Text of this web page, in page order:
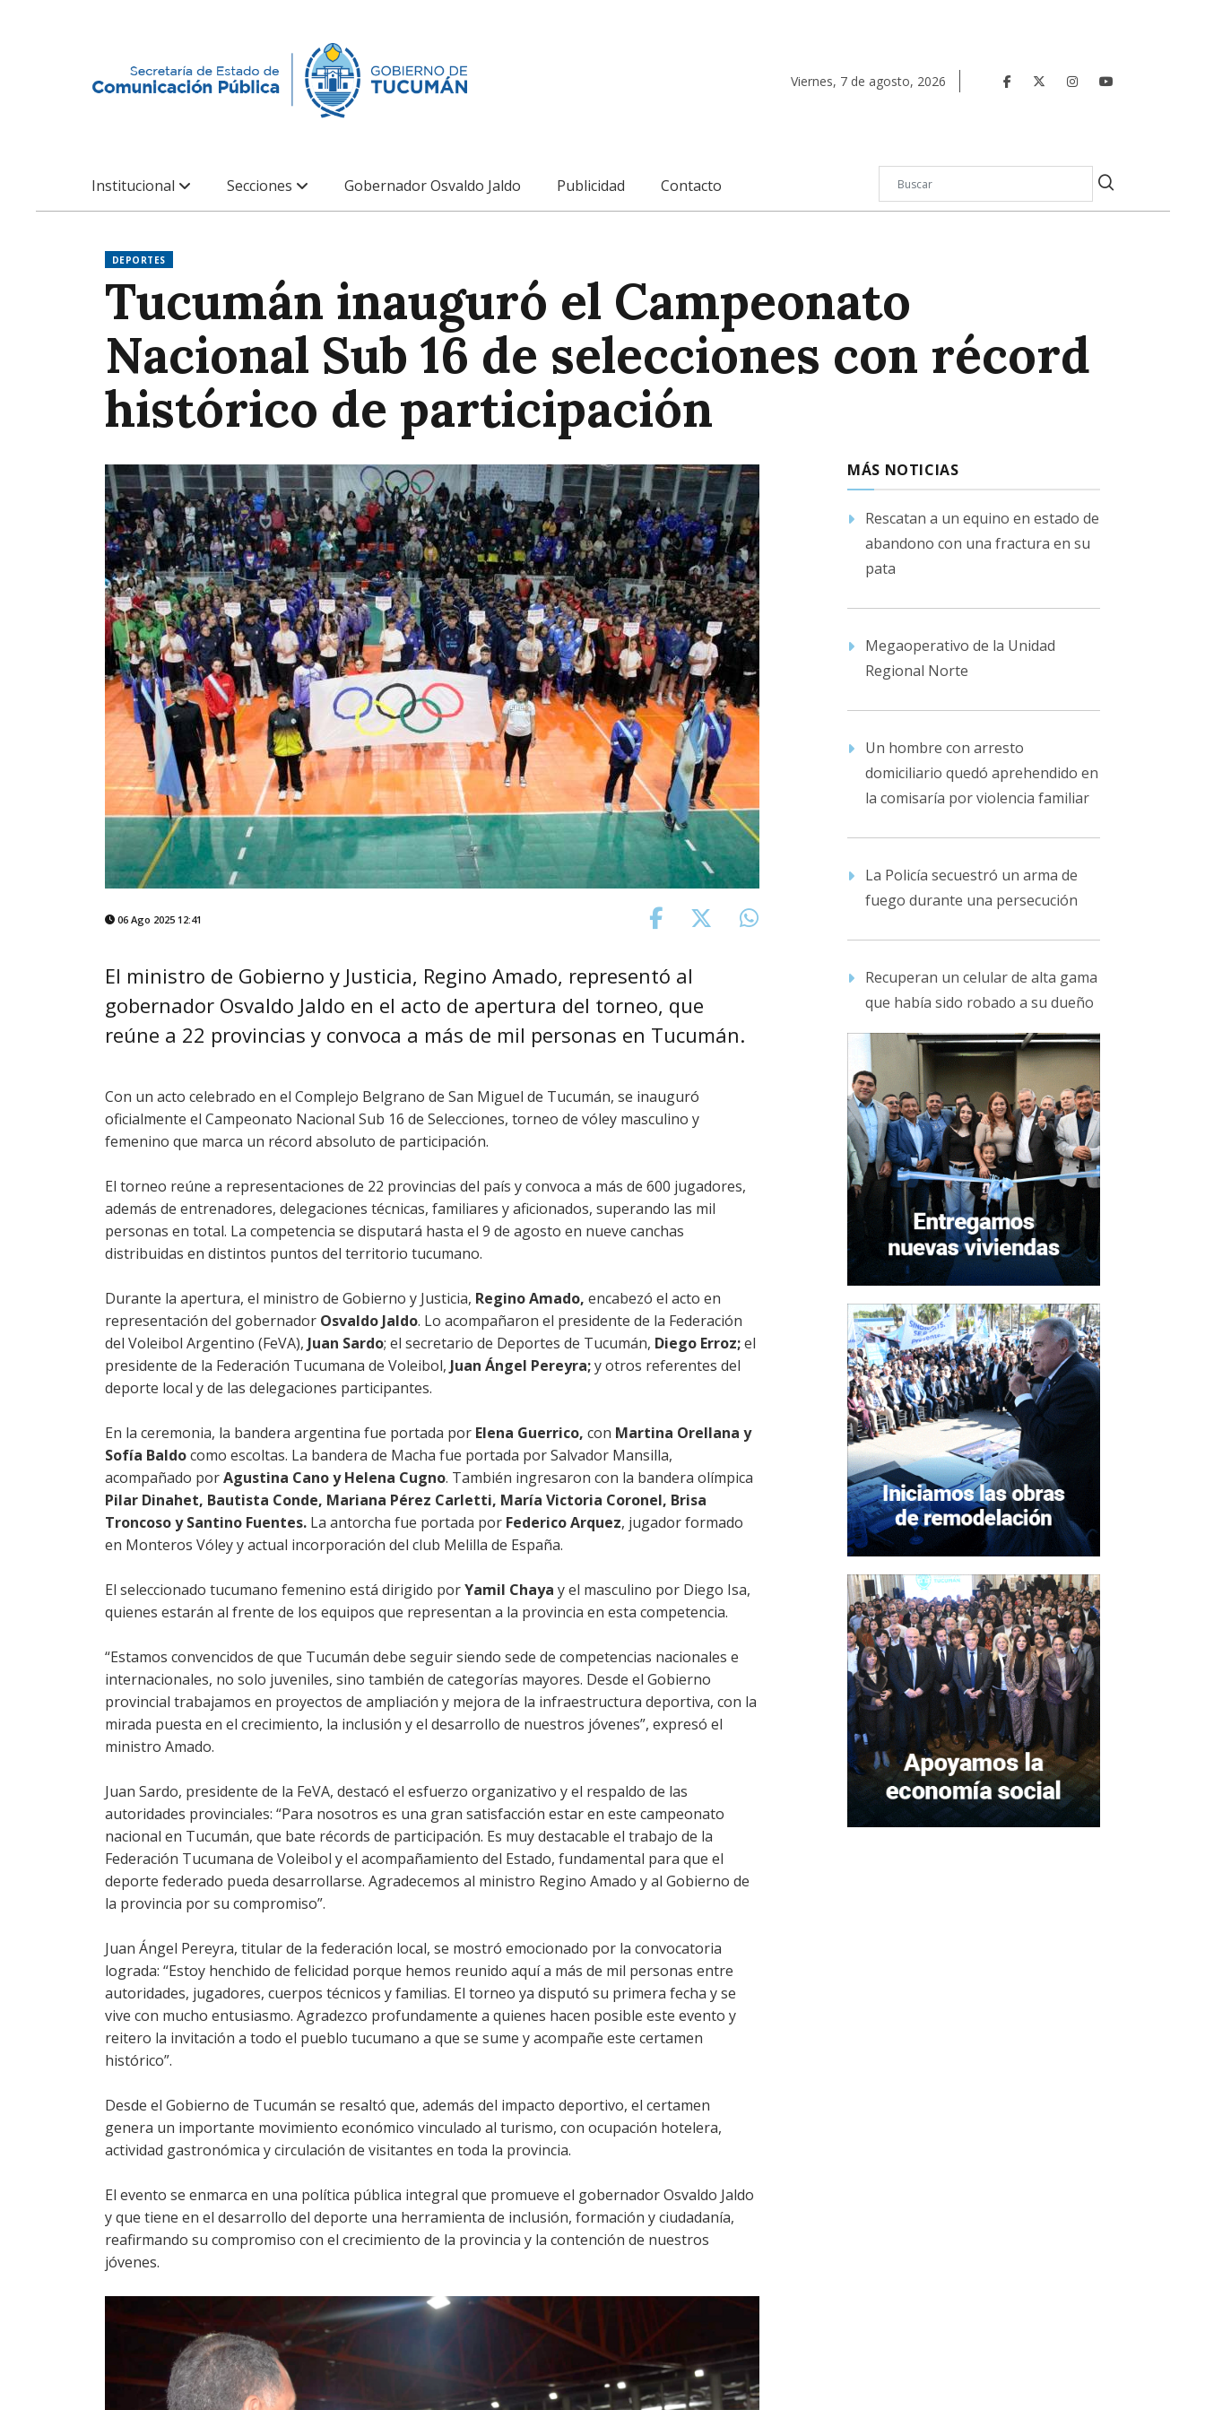
Viernes, 7 de agosto, 2026
Institucional Secciones Gobernador Osvaldo Jaldo Publicidad Contacto
DEPORTES
Tucumán inauguró el Campeonato
Nacional Sub 16 de selecciones con récord
histórico de participación
06 Ago 2025 12:41
El ministro de Gobierno y Justicia, Regino Amado, representó al
gobernador Osvaldo Jaldo en el acto de apertura del torneo, que
reúne a 22 provincias y convoca a más de mil personas en Tucumán.
Con un acto celebrado en el Complejo Belgrano de San Miguel de Tucumán, se inauguró
oficialmente el Campeonato Nacional Sub 16 de Selecciones, torneo de vóley masculino y
femenino que marca un récord absoluto de participación.
El torneo reúne a representaciones de 22 provincias del país y convoca a más de 600 jugadores,
además de entrenadores, delegaciones técnicas, familiares y aficionados, superando las mil
personas en total. La competencia se disputará hasta el 9 de agosto en nueve canchas
distribuidas en distintos puntos del territorio tucumano.
Durante la apertura, el ministro de Gobierno y Justicia, Regino Amado, encabezó el acto en
representación del gobernador Osvaldo Jaldo. Lo acompañaron el presidente de la Federación
del Voleibol Argentino (FeVA), Juan Sardo; el secretario de Deportes de Tucumán, Diego Erroz;el
presidente de la Federación Tucumana de Voleibol, Juan Ángel Pereyra;y otros referentes del
deporte local y de las delegaciones participantes.
En la ceremonia, la bandera argentina fue portada por Elena Guerrico, con Martina Orellana y
Sofía Baldocomo escoltas. La bandera de Macha fue portada por Salvador Mansilla,
acompañado porAgustina Cano y Helena Cugno. También ingresaron con la bandera olímpica
Pilar Dinahet, Bautista Conde, Mariana Pérez Carletti, María Victoria Coronel, Brisa
Troncoso y Santino Fuentes. La antorcha fue portada por Federico Arquez, jugador formado
en Monteros Vóley y actual incorporación del club Melilla de España.
El seleccionado tucumano femenino está dirigido porYamil Chaya y el masculino por Diego Isa,
quienes estarán al frente de los equipos que representan a la provincia en esta competencia.
“Estamos convencidos de que Tucumán debe seguir siendo sede de competencias nacionales e
internacionales, no solo juveniles, sino también de categorías mayores. Desde el Gobierno
provincial trabajamos en proyectos de ampliación y mejora de la infraestructura deportiva, con la
mirada puesta en el crecimiento, la inclusión y el desarrollo de nuestros jóvenes”, expresó el
ministro Amado.
Juan Sardo, presidente de la FeVA, destacó el esfuerzo organizativo y el respaldo de las
autoridades provinciales: “Para nosotros es una gran satisfacción estar en este campeonato
nacional en Tucumán, que bate récords de participación. Es muy destacable el trabajo de la
Federación Tucumana de Voleibol y el acompañamiento del Estado, fundamental para que el
deporte federado pueda desarrollarse. Agradecemos al ministro Regino Amado y al Gobierno de
la provincia por su compromiso”.
Juan Ángel Pereyra, titular de la federación local, se mostró emocionado por la convocatoria
lograda: “Estoy henchido de felicidad porque hemos reunido aquí a más de mil personas entre
autoridades, jugadores, cuerpos técnicos y familias. El torneo ya disputó su primera fecha y se
vive con mucho entusiasmo. Agradezco profundamente a quienes hacen posible este evento y
reitero la invitación a todo el pueblo tucumano a que se sume y acompañe este certamen
histórico”.
Desde el Gobierno de Tucumán se resaltó que, además del impacto deportivo, el certamen
genera un importante movimiento económico vinculado al turismo, con ocupación hotelera,
actividad gastronómica y circulación de visitantes en toda la provincia.
El evento se enmarca en una política pública integral que promueve el gobernador Osvaldo Jaldo
y que tiene en el desarrollo del deporte una herramienta de inclusión, formación y ciudadanía,
reafirmando su compromiso con el crecimiento de la provincia y la contención de nuestros
jóvenes.
MÁS NOTICIAS
Rescatan a un equino en estado de
abandono con una fractura en su
pata
Megaoperativo de la Unidad
Regional Norte
Un hombre con arresto
domiciliario quedó aprehendido en
la comisaría por violencia familiar
La Policía secuestró un arma de
fuego durante una persecución
Recuperan un celular de alta gama
que había sido robado a su dueño